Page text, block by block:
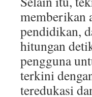
memberikan
pendidikan,
hitungan
pengguna
terkini
teredukasi